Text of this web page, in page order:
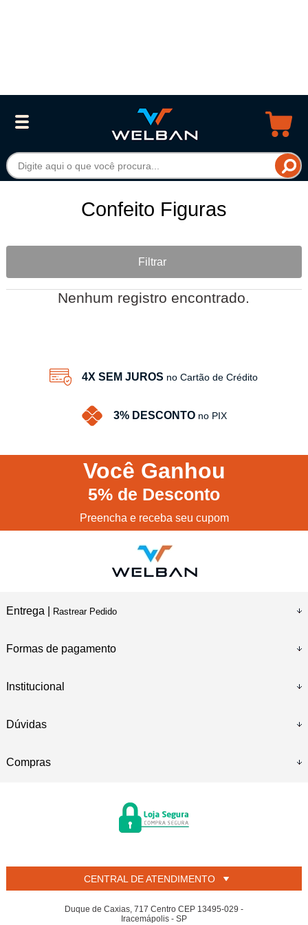
Confeito Figuras
Filtrar
Nenhum registro encontrado.
4X SEM JUROS no Cartão de Crédito
3% DESCONTO no PIX
Você Ganhou
5% de Desconto
Preencha e receba seu cupom
Entrega | Rastrear Pedido
Formas de pagamento
Institucional
Dúvidas
Compras
CENTRAL DE ATENDIMENTO
Duque de Caxias, 717 Centro CEP 13495-029 -
Iracemápolis - SP